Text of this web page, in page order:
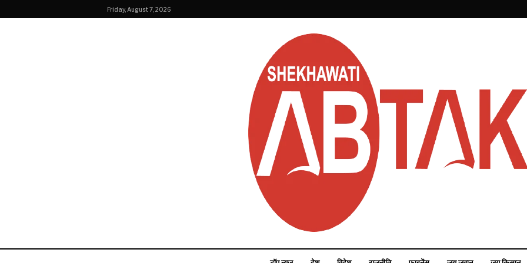
Friday, August 7, 2026